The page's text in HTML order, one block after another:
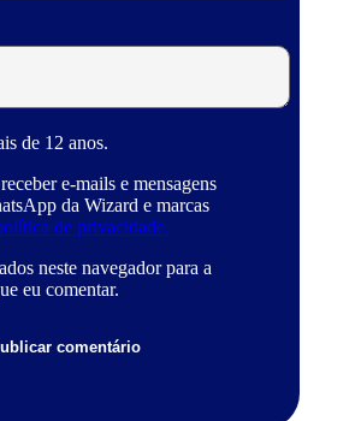
de 12 anos.
e-mails e mensagens
da Wizard e marcas
de privacidade.
neste navegador para a
eu comentar.